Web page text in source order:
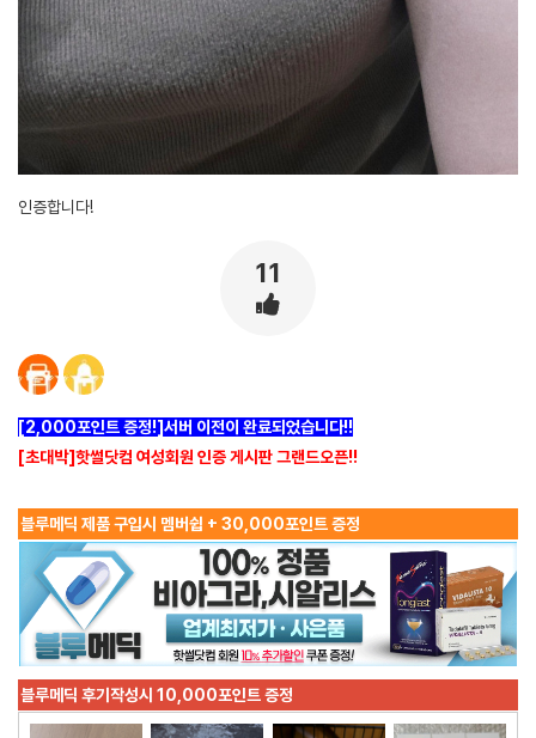
인증합니다!
11
[2,000포인트 증정!]서버 이전이 완료되었습니다!!
[초대박]핫썰닷컴 여성회원 인증 게시판 그랜드오픈!!
블루메딕 제품 구입시 멤버쉽 + 30,000포인트 증정
블루메딕 후기작성시 10,000포인트 증정